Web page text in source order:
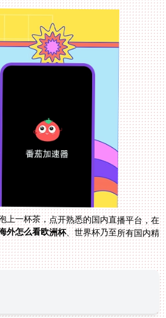
上一杯茶，点开熟悉的国内直播平台，在
外怎么看欧洲杯、世界杯乃至所有国内精